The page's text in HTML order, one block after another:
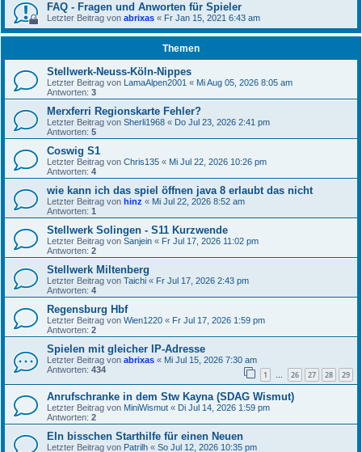
FAQ - Fragen und Anworten für Spieler
Letzter Beitrag von abrixas « Fr Jan 15, 2021 6:43 am
Themen
Stellwerk-Neuss-Köln-Nippes
Letzter Beitrag von LamaAlpen2001 « Mi Aug 05, 2026 8:05 am
Antworten: 3
Merxferri Regionskarte Fehler?
Letzter Beitrag von Sherli1968 « Do Jul 23, 2026 2:41 pm
Antworten: 5
Coswig S1
Letzter Beitrag von Chris135 « Mi Jul 22, 2026 10:26 pm
Antworten: 4
wie kann ich das spiel öffnen java 8 erlaubt das nicht
Letzter Beitrag von hinz « Mi Jul 22, 2026 8:52 am
Antworten: 1
Stellwerk Solingen - S11 Kurzwende
Letzter Beitrag von Sanjein « Fr Jul 17, 2026 11:02 pm
Antworten: 2
Stellwerk Miltenberg
Letzter Beitrag von Taichi « Fr Jul 17, 2026 2:43 pm
Antworten: 4
Regensburg Hbf
Letzter Beitrag von Wien1220 « Fr Jul 17, 2026 1:59 pm
Antworten: 2
Spielen mit gleicher IP-Adresse
Letzter Beitrag von abrixas « Mi Jul 15, 2026 7:30 am
Antworten: 434 1 … 26 27 28 29
Anrufschranke in dem Stw Kayna (SDAG Wismut)
Letzter Beitrag von MiniWismut « Di Jul 14, 2026 1:59 pm
Antworten: 2
EIn bisschen Starthilfe für einen Neuen
Letzter Beitrag von Patrilh « So Jul 12, 2026 10:35 pm